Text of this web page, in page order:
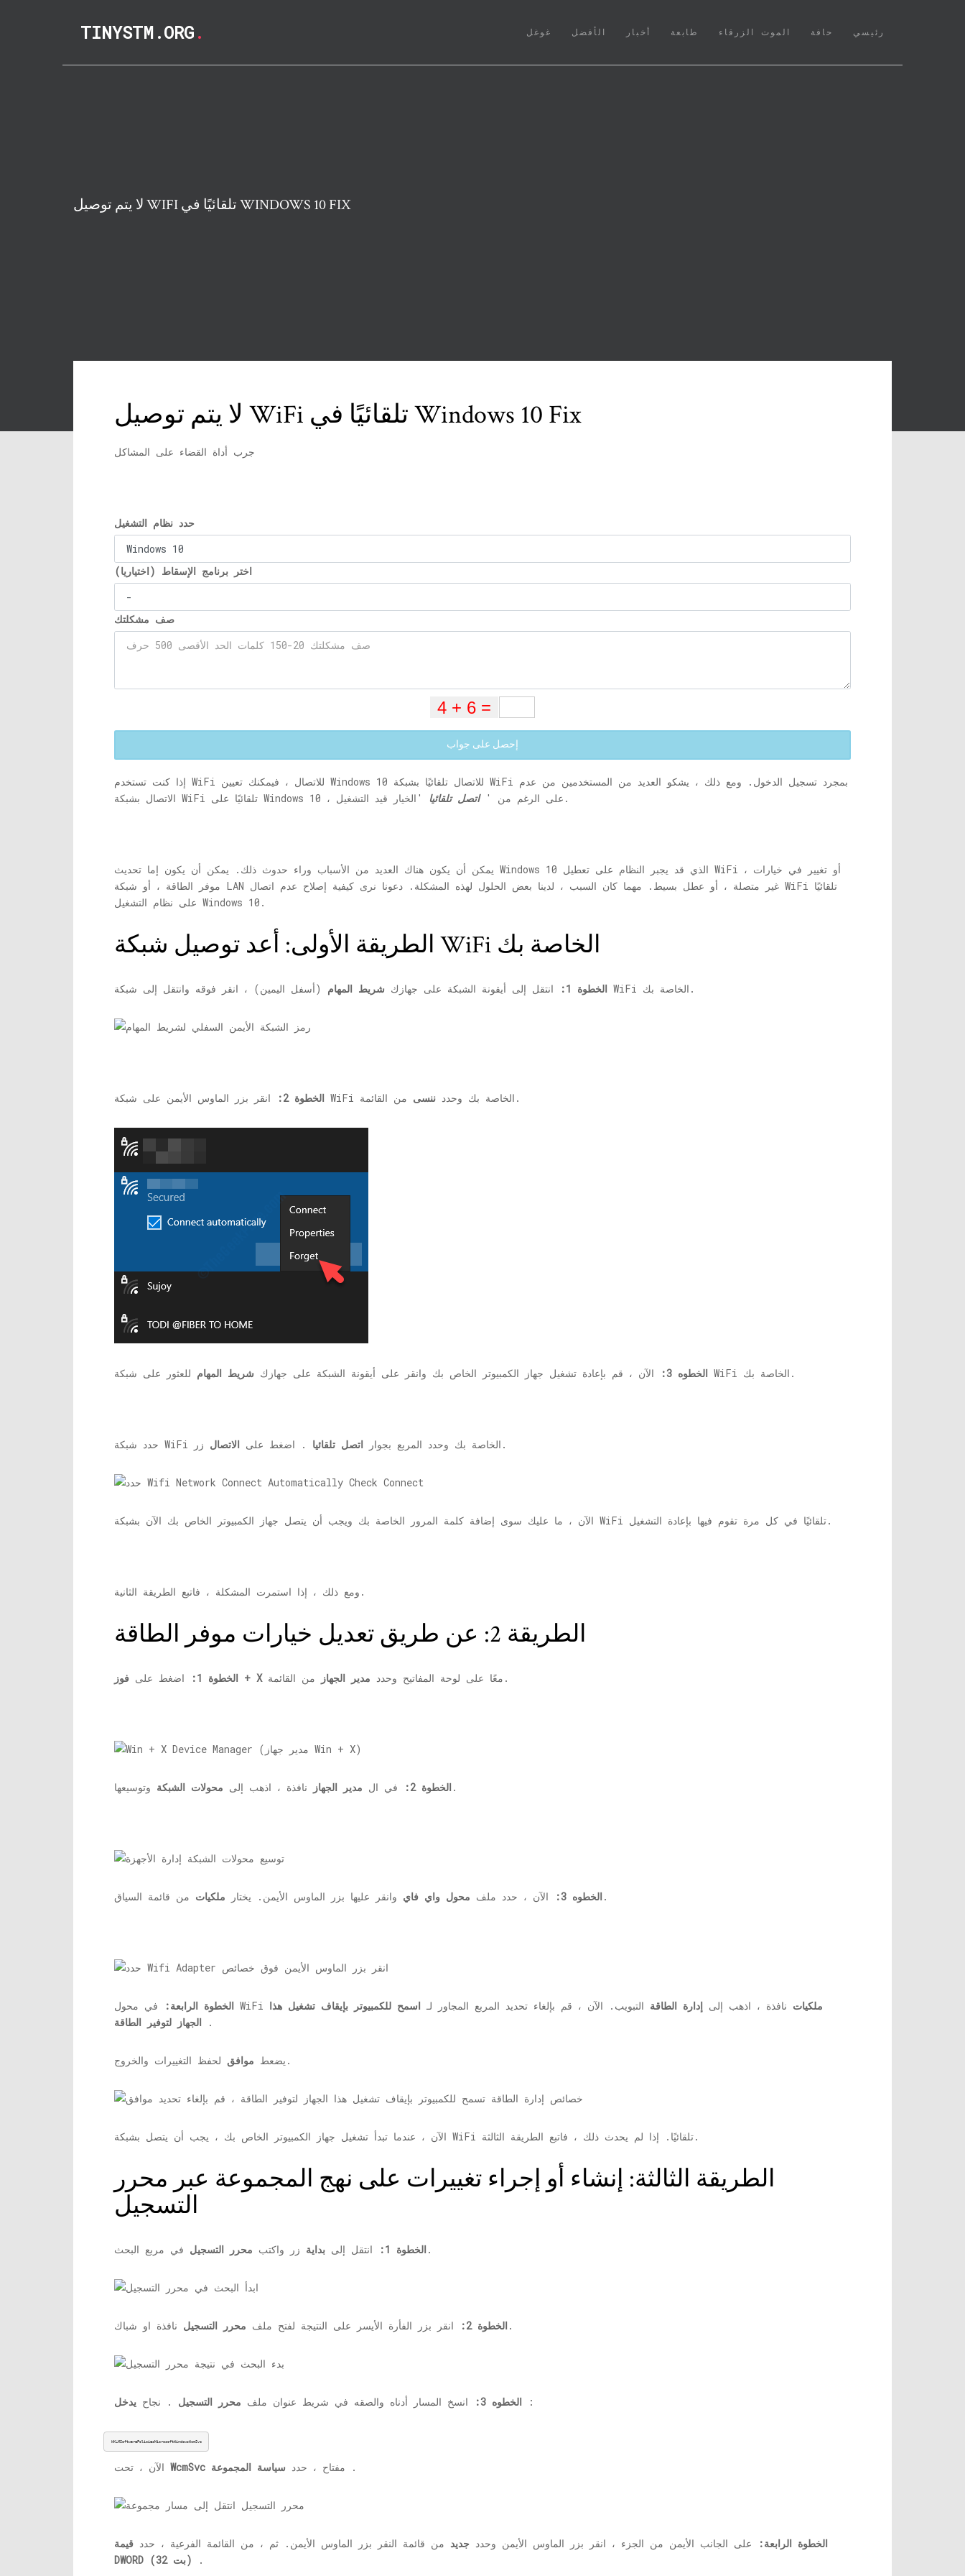
TINYSTM.ORG. رئيسي
(CURRENT) حافة الموت الزرقاء طابعة أخبار الأفضل غوغل
لا يتم توصيل WIFI تلقائيًا في WINDOWS 10 FIX
لا يتم توصيل WiFi تلقائيًا في Windows 10 Fix
جرب أداة القضاء على المشاكل
حدد نظام التشغيل
اختر برنامج الإسقاط (اختياريا)
صف مشكلتك
إحصل على جواب
إذا كنت تستخدم WiFi للاتصال ، فيمكنك تعيين Windows 10 للاتصال تلقائيًا بشبكة WiFi بمجرد تسجيل الدخول. ومع ذلك ، يشكو العديد من المستخدمين من عدم
الاتصال بشبكة WiFi تلقائيًا على Windows 10 ، على الرغم من 'اتصل تلقائيا 'الخيار قيد التشغيل.
يمكن أن يكون هناك العديد من الأسباب وراء حدوث ذلك. يمكن أن يكون إما تحديث Windows 10 الذي قد يجبر النظام على تعطيل WiFi ، أو تغيير في خيارات
موفر الطاقة ، أو شبكة LAN غير متصلة ، أو عطل بسيط. مهما كان السبب ، لدينا بعض الحلول لهذه المشكلة. دعونا نرى كيفية إصلاح عدم اتصال WiFi تلقائيًا
على نظام التشغيل Windows 10.
الطريقة الأولى: أعد توصيل شبكة WiFi الخاصة بك
الخطوة 1: انتقل إلى أيقونة الشبكة على جهازك شريط المهام (أسفل اليمين) ، انقر فوقه وانتقل إلى شبكة WiFi الخاصة بك.
الخطوة 2: انقر بزر الماوس الأيمن على شبكة WiFi الخاصة بك وحدد ننسى من القائمة.
الخطوه 3: الآن ، قم بإعادة تشغيل جهاز الكمبيوتر الخاص بك وانقر على أيقونة الشبكة على جهازك شريط المهام للعثور على شبكة WiFi الخاصة بك.
حدد شبكة WiFi الخاصة بك وحدد المربع بجوار اتصل تلقائيا . اضغط على الاتصال زر.
الآن ، ما عليك سوى إضافة كلمة المرور الخاصة بك ويجب أن يتصل جهاز الكمبيوتر الخاص بك الآن بشبكة WiFi تلقائيًا في كل مرة تقوم فيها بإعادة التشغيل.
ومع ذلك ، إذا استمرت المشكلة ، فاتبع الطريقة الثانية.
الطريقة 2: عن طريق تعديل خيارات موفر الطاقة
الخطوة 1: اضغط على فوز + X معًا على لوحة المفاتيح وحدد مدير الجهاز من القائمة.
الخطوة 2: في ال مدير الجهاز نافذة ، اذهب إلى محولات الشبكة وتوسيعها.
الخطوه 3: الآن ، حدد ملف محول واي فاي وانقر عليها بزر الماوس الأيمن. يختار ملكيات من قائمة السياق.
الخطوة الرابعة: في محول WiFi ملكيات نافذة ، اذهب إلى إدارة الطاقة التبويب. الآن ، قم بإلغاء تحديد المربع المجاور لـ اسمح للكمبيوتر بإيقاف تشغيل هذا
الجهاز لتوفير الطاقة .
يضعط موافق لحفظ التغييرات والخروج.
الآن ، عندما تبدأ تشغيل جهاز الكمبيوتر الخاص بك ، يجب أن يتصل بشبكة WiFi تلقائيًا. إذا لم يحدث ذلك ، فاتبع الطريقة الثالثة.
الطريقة الثالثة: إنشاء أو إجراء تغييرات على نهج المجموعة عبر محرر
التسجيل
الخطوة 1: انتقل إلى بداية زر واكتب محرر التسجيل في مربع البحث.
الخطوة 2: انقر بزر الفأرة الأيسر على النتيجة لفتح ملف محرر التسجيل نافذة او شباك.
الخطوه 3: انسخ المسار أدناه والصقه في شريط عنوان ملف محرر التسجيل . نجاح يدخل :
HKLMSoftwarePoliciesMicrosoftWindowsWcmSvc
WcmSvc مفتاح ، حدد سياسة المجموعة .
الخطوة الرابعة: على الجانب الأيمن من الجزء ، انقر بزر الماوس الأيمن وحدد جديد من قائمة النقر بزر الماوس الأيمن. ثم ، من القائمة الفرعية ، حدد قيمة
DWORD (32 بت)
.